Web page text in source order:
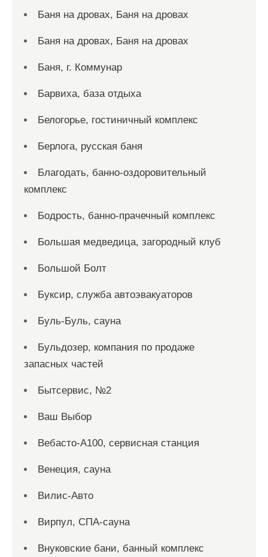
Баня на дровах, Баня на дровах
Баня на дровах, Баня на дровах
Баня, г. Коммунар
Барвиха, база отдыха
Белогорье, гостиничный комплекс
Берлога, русская баня
Благодать, банно-оздоровительный
комплекс
Бодрость, банно-прачечный комплекс
Большая медведица, загородный клуб
Большой Болт
Буксир, служба автоэвакуаторов
Буль-Буль, сауна
Бульдозер, компания по продаже
запасных частей
Бытсервис, №2
Ваш Выбор
Вебасто-А100, сервисная станция
Венеция, сауна
Вилис-Авто
Вирпул, СПА-сауна
Внуковские бани, банный комплекс